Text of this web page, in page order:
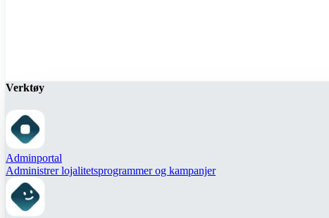
Verktøy
Adminportal
Administrer lojalitetsprogrammer og kampanjer